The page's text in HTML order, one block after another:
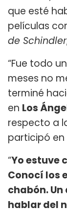
que esté
películas
de Schindler
“Fue todo
meses no
terminé
en Los
respecto a
participó en
“Yo estuve
Conocí los
chabón.
hablar del